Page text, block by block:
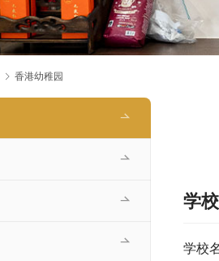
香港幼稚园
学
学校